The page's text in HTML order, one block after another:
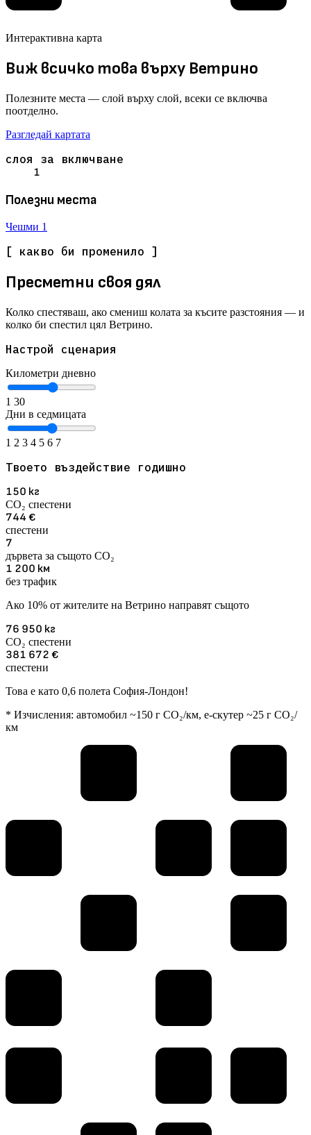
Интерактивна карта
Виж всичко това върху Ветрино
Полезните места — слой върху слой, всеки се включва
поотделно.
Разгледай картата
слоя за включване
1
Полезни места
Чешми 1
[ какво би променило ]
Пресметни своя дял
Колко спестяваш, ако смениш колата за късите разстояния — и
колко би спестил цял Ветрино.
Настрой сценария
Километри дневно
1 30
Дни в седмицата
1 2 3 4 5 6 7
Твоето въздействие годишно
150 кг
CO₂ спестени
744 €
спестени
7
дървета за същото CO₂
1 200 км
без трафик
Ако 10% от жителите на Ветрино направят същото
76 950 кг
CO₂ спестени
381 672 €
спестени
Това е като 0,6 полета София-Лондон!
* Изчисления: автомобил ~150 г CO₂/км, е-скутер ~25 г CO₂/
км